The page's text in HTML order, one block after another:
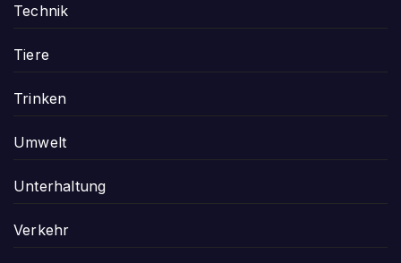
Technik
Tiere
Trinken
Umwelt
Unterhaltung
Verkehr